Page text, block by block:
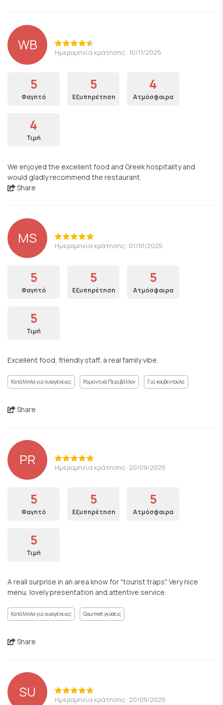
WB Ημερομηνία κράτησης: 10/11/2025
5
Φαγητό
5
Εξυπηρέτηση
4
Ατμόσφαιρα
4
Τιμή
We enjoyed the excellent food and Greek hospitality and
would gladly recommend the restaurant.
Share
MS Ημερομηνία κράτησης: 01/10/2025
5
Φαγητό
5
Εξυπηρέτηση
5
Ατμόσφαιρα
5
Τιμή
Excellent food, friendly staff, a real family vibe.
Κατάλληλο για οικογένειες Ρομαντικό Περιβάλλον Για κουβεντούλα
Share
PR Ημερομηνία κράτησης: 20/09/2025
5
Φαγητό
5
Εξυπηρέτηση
5
Ατμόσφαιρα
5
Τιμή
A reall surprise in an area know for "tourist traps". Very nice
menu, lovely presentation and attentive service.
Κατάλληλο για οικογένειες Gourmet γεύσεις
Share
SU Ημερομηνία κράτησης: 20/09/2025